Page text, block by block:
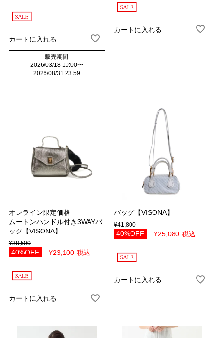
カートに入れる
販売期間
2026/03/18 10:00〜
2026/08/31 23:59
カートに入れる
オンライン限定価格
ムートンハンドル付き3WAYバ
ッグ【VISONA】
¥38,500
40%OFF ¥23,100 税込
カートに入れる
バッグ【VISONA】
¥41,800
40%OFF ¥25,080 税込
カートに入れる